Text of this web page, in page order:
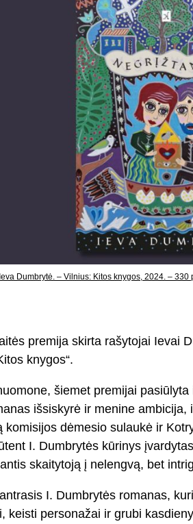
Dumbrytė. – Vilnius: Kitos knygos, 2024. –
premija skirta rašytojai Ievai
knygos“.
šiemet premijai
išsiskyrė ir menine
komisijos dėmesio sulaukė ir
I. Dumbrytės kūrinys
skaitytoją į nelengvą, bet
I. Dumbrytės romanas,
keisti personažai ir grubi